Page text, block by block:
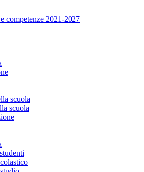
competenze 2021-2027
scuola
scuola